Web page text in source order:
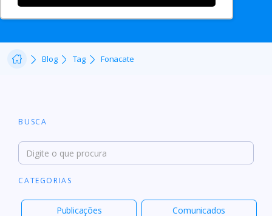
Blog Tag Fonacate
BUSCA
CATEGORIAS
Publicações Comunicados